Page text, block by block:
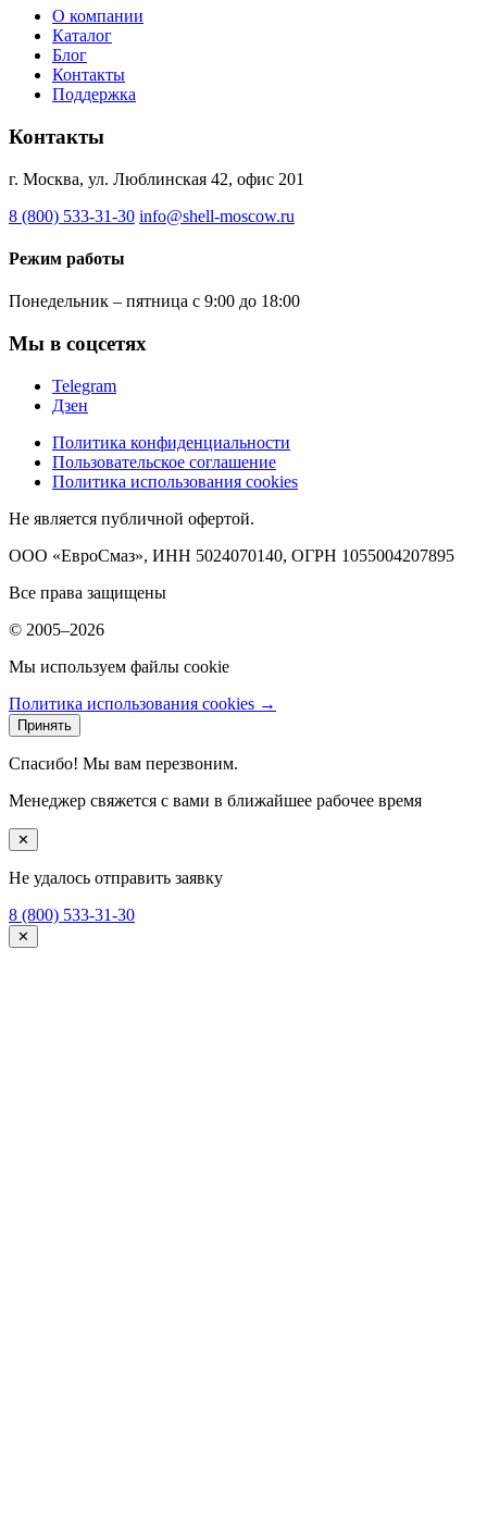
О компании
Каталог
Блог
Контакты
Поддержка
Контакты
г. Москва, ул. Люблинская 42, офис 201
8 (800) 533-31-30 info@shell-moscow.ru
Режим работы
Понедельник – пятница с 9:00 до 18:00
Мы в соцсетях
Telegram
Дзен
Политика конфиденциальности
Пользовательское соглашение
Политика использования cookies
Не является публичной офертой.
ООО «ЕвроСмаз», ИНН 5024070140, ОГРН 1055004207895
Все права защищены
© 2005–2026
Мы используем файлы cookie
Политика использования cookies →
Принять
Спасибо! Мы вам перезвоним.
Менеджер свяжется с вами в ближайшее рабочее время
✕
Не удалось отправить заявку
8 (800) 533-31-30
✕